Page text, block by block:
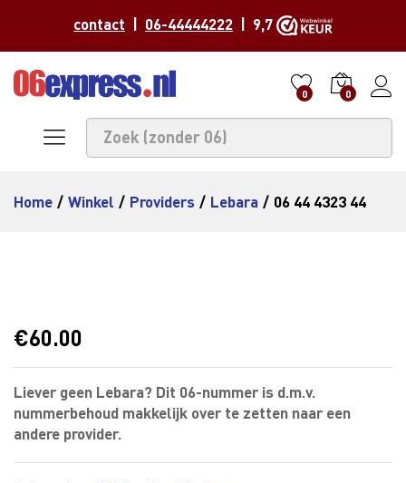
contact 06-44444222 | 9,7
0 0
Home / Winkel / Providers / Lebara / 06 44 4323 44
€60.00
Liever geen Lebara? Dit 06-nummer is d.m.v.
nummerbehoud makkelijk over te zetten naar een
andere provider.